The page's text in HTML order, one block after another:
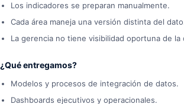
Los indicadores se preparan manualmente.
Cada área maneja una versión distinta del
La gerencia no tiene visibilidad oportuna de la
¿Qué entregamos?
Modelos y procesos de integración de datos.
Dashboards ejecutivos y operacionales.